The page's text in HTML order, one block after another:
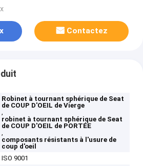
COUP D'OEIL de Vierge
Contactez
Robinet à tournant sphérique de Seat
de COUP D'OEIL de Vierge
,
robinet à tournant sphérique de Seat
de COUP D'OEIL de PORTÉE
,
composants résistants à l'usure de
coup d'oeil
ISO 9001